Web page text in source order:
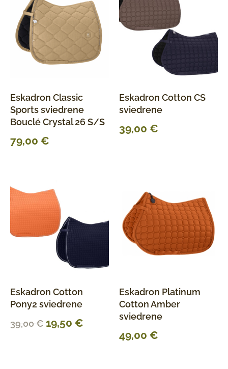
Eskadron Classic
Sports sviedrene
Bouclé Crystal 26 S/S
79,00 €
Eskadron Cotton CS
sviedrene
39,00 €
Eskadron Cotton
Pony2 sviedrene
39,00€ 19,50 €
Eskadron Platinum
Cotton Amber
sviedrene
49,00 €